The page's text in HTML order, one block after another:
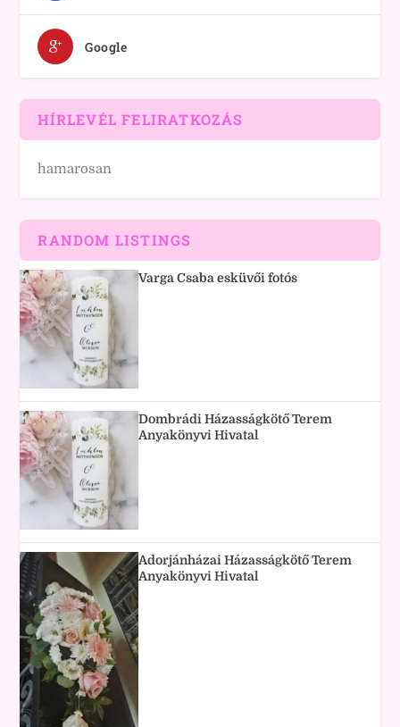
Google
HÍRLEVÉL FELIRATKOZÁS
hamarosan
RANDOM LISTINGS
Varga Csaba esküvői fotós
Dombrádi Házasságkötő Terem
Anyakönyvi Hivatal
Adorjánházai Házasságkötő Terem
Anyakönyvi Hivatal